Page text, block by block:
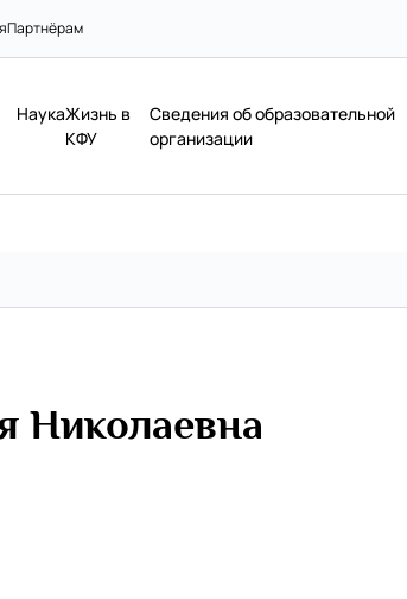
Партнёрам
НаукаЖизнь в
КФУ
Сведения об образовательной
организации
Николаевна